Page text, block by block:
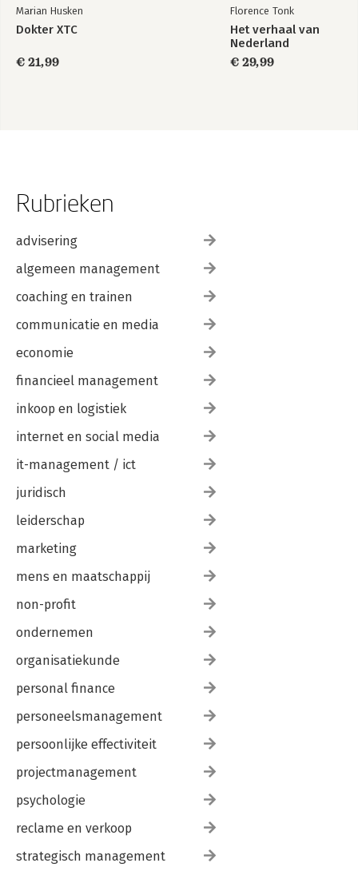
Marian Husken
Dokter XTC
€ 21,99
Florence Tonk
Het verhaal van
Nederland
€ 29,99
Rubrieken
advisering
algemeen management
coaching en trainen
communicatie en media
economie
financieel management
inkoop en logistiek
internet en social media
it-management / ict
juridisch
leiderschap
marketing
mens en maatschappij
non-profit
ondernemen
organisatiekunde
personal finance
personeelsmanagement
persoonlijke effectiviteit
projectmanagement
psychologie
reclame en verkoop
strategisch management